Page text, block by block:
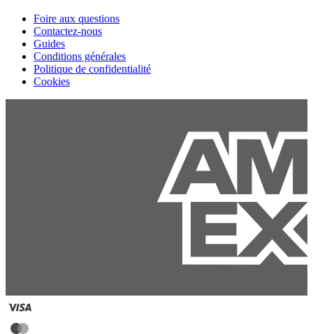
Foire aux questions
Contactez-nous
Guides
Conditions générales
Politique de confidentialité
Cookies